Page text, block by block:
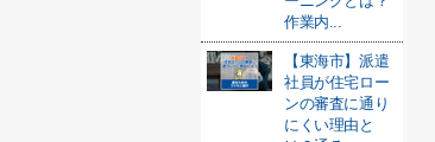
作業内...
【東海市】派遣
社員が住宅ロー
ンの審査に通り
にくい理由と